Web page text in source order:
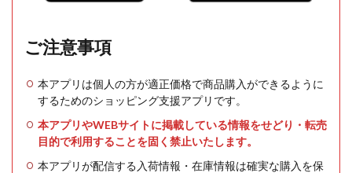
ご注意事項
本アプリは個人の方が適正価格で商品購入ができるように
するためのショッピング支援アプリです。
本アプリやWEBサイトに掲載している情報をせどり・転売
目的で利用することを固く禁止いたします。
本アプリが配信する入荷情報・在庫情報は確実な購入を保